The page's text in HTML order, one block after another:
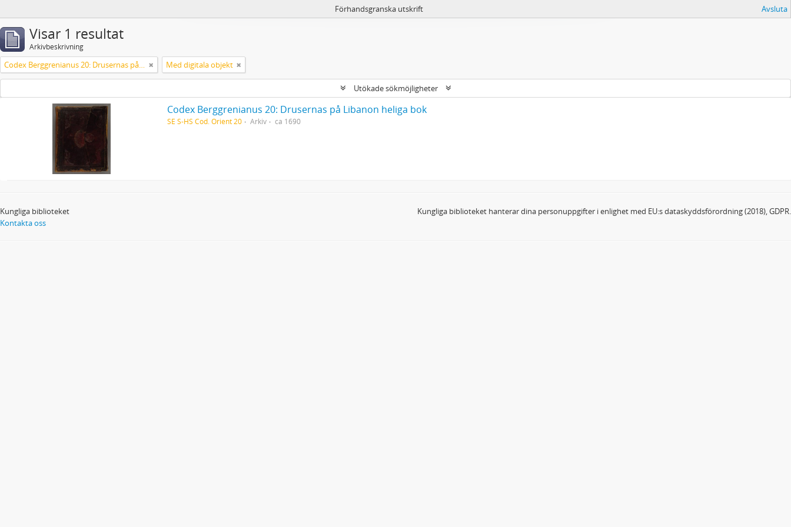
Förhandsgranska utskrift Avsluta
Visar 1 resultat
Arkivbeskrivning
Codex Berggrenianus 20: Drusernas på Libanon heliga bok Med digitala objekt
Utökade sökmöjligheter
Codex Berggrenianus 20: Drusernas på Libanon heliga bok
SE S-HS Cod. Orient 20 Arkiv ca 1690
Kungliga biblioteket
Kontakta oss
Kungliga biblioteket hanterar dina personuppgifter i enlighet med EU:s dataskyddsförordning (2018), GDPR.